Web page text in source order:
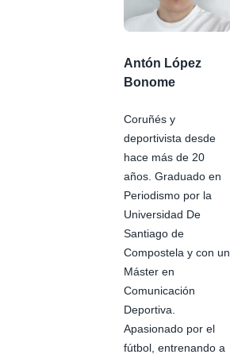
Antón López
Bonome
Coruñés y
deportivista desde
hace más de 20
años. Graduado en
Periodismo por la
Universidad De
Santiago de
Compostela y con un
Máster en
Comunicación
Deportiva.
Apasionado por el
fútbol, entrenando a